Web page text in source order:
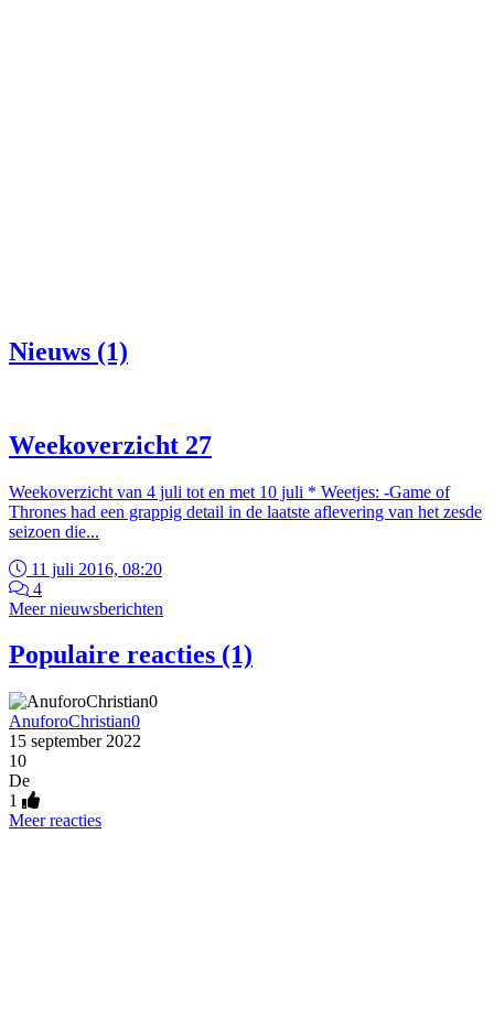
Nieuws (1)
Weekoverzicht 27
Weekoverzicht van 4 juli tot en met 10 juli * Weetjes: -Game of
Thrones had een grappig detail in de laatste aflevering van het zesde
seizoen die...
11 juli 2016, 08:20
4
Meer nieuwsberichten
Populaire reacties (1)
AnuforoChristian0
15 september 2022
10
De
1
Meer reacties